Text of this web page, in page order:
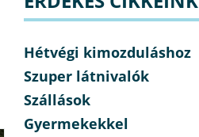
Hétvégi kimozduláshoz
Szuper látnivalók
Szállások
Gyermekekkel